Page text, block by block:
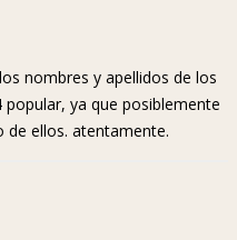
nombres y apellidos de los
ya que posiblemente
ellos. atentamente.